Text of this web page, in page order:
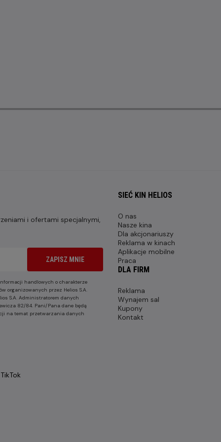
i ofertami specjalnymi,
ZAPISZ MNIE
handlowych o charakterze
organizowanych przez Helios S.A.
S.A. Administratorem danych
82/84. Pani/Pana dane będą
na temat przetwarzania danych
TikTok
SIEĆ KIN HELIOS
O nas
Nasze kina
Dla akcjonariuszy
Reklama w kinach
Aplikacje mobilne
Praca
DLA FIRM
Reklama
Wynajem sal
Kupony
Kontakt